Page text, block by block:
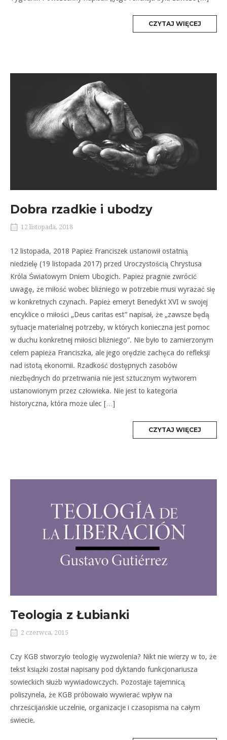
CZYTAJ WIĘCEJ
Dobra rzadkie i ubodzy
12 listopada, 2018
12 listopada, 2018 Papież Franciszek ustanowił ostatnią
niedzielę (19 listopada 2017) przed Uroczystością Chrystusa
Króla Światowym Dniem Ubogich. Papież pragnie zwrócić
uwagę, że miłość wobec bliźniego w potrzebie musi wyrażać się
w konkretnych czynach. Papież emeryt Benedykt XVI w swojej
encyklice o miłości „Deus caritas est” napisał, że „zawsze będą
sytuacje materialnej potrzeby, w których konieczna jest pomoc
w duchu konkretnej miłości bliźniego”. Nie było to zamierzonym
celem papieża Franciszka, ale jego orędzie zachęca do refleksji
nad istotą ekonomii. Rzadkość dostępnych zasobów
niezbędnych do przetrwania nie jest sztucznym wytworem
ustanowionym przez człowieka. Nie jest to kategoria
historyczna, która może ulec […]
CZYTAJ WIĘCEJ
Teologia z Łubianki
2 czerwca, 2015
Czy KGB stworzyło teologię wyzwolenia? Nikt nie wierzy w to, że
tekst książki został napisany pod dyktando funkcjonariusza
sowieckich służb wywiadowczych. Pozostaje tajemnicą
poliszynela, że KGB próbowało wywierać wpływ na
chrześcijańskie uczelnie, organizacje i czasopisma na całym
świecie.